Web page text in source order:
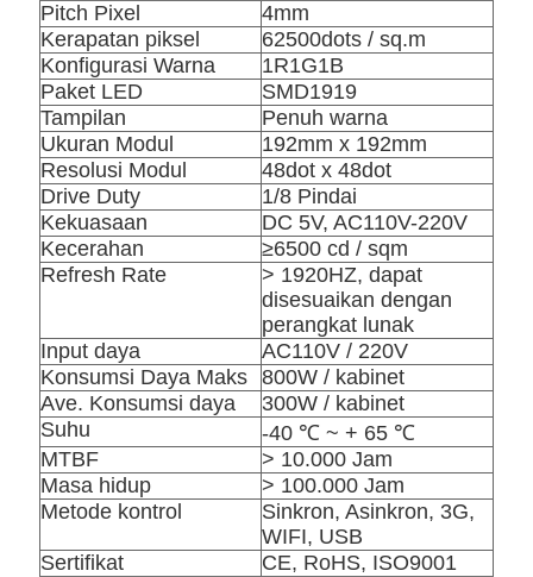
Pitch Pixel
4mm
Kerapatan piksel
62500dots / sq.m
Konfigurasi Warna
1R1G1B
Paket LED
SMD1919
Tampilan
Penuh warna
Ukuran Modul
192mm x 192mm
Resolusi Modul
48dot x 48dot
Drive Duty
1/8 Pindai
Kekuasaan
DC 5V, AC110V-220V
Kecerahan
≥6500 cd / sqm
Refresh Rate
> 1920HZ, dapat
disesuaikan dengan
perangkat lunak
Input daya
AC110V / 220V
Konsumsi Daya Maks
800W / kabinet
Ave. Konsumsi daya
300W / kabinet
Suhu
-40 ℃ ~ + 65 ℃
MTBF
> 10.000 Jam
Masa hidup
> 100.000 Jam
Metode kontrol
Sinkron, Asinkron, 3G,
WIFI, USB
Sertifikat
CE, RoHS, ISO9001